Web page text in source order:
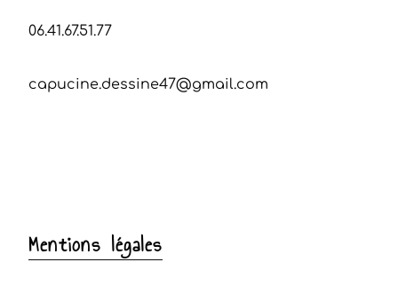
06.41.67.51.77
capucine.dessine47@gmail.com
Mentions légales